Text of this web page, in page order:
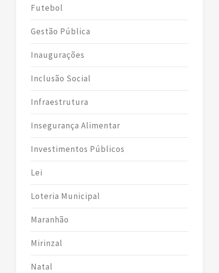
Futebol
Gestão Pública
Inaugurações
Inclusão Social
Infraestrutura
Insegurança Alimentar
Investimentos Públicos
Lei
Loteria Municipal
Maranhão
Mirinzal
Natal